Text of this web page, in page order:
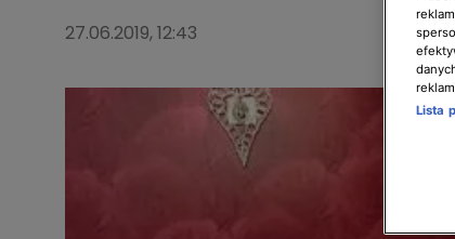
27.06.2019, 12:43
Lista